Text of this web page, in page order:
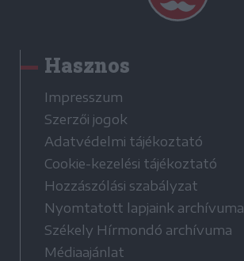
Hasznos
Impresszum
Szerzői jogok
Adatvédelmi tájékoztató
Cookie-kezelési tájékoztató
Hozzászólási szabályzat
Nyomtatott lapjaink archívuma
Székely Hírmondó archívuma
Médiaajánlat